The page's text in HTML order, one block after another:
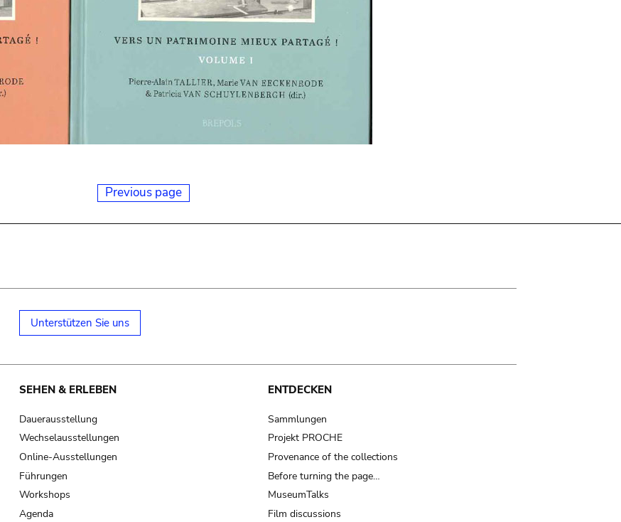
Previous page
Unterstützen Sie uns
SEHEN & ERLEBEN
Dauerausstellung
Wechselausstellungen
Online-Ausstellungen
Führungen
Workshops
Agenda
ENTDECKEN
Sammlungen
Projekt PROCHE
Provenance of the collections
Before turning the page…
MuseumTalks
Film discussions